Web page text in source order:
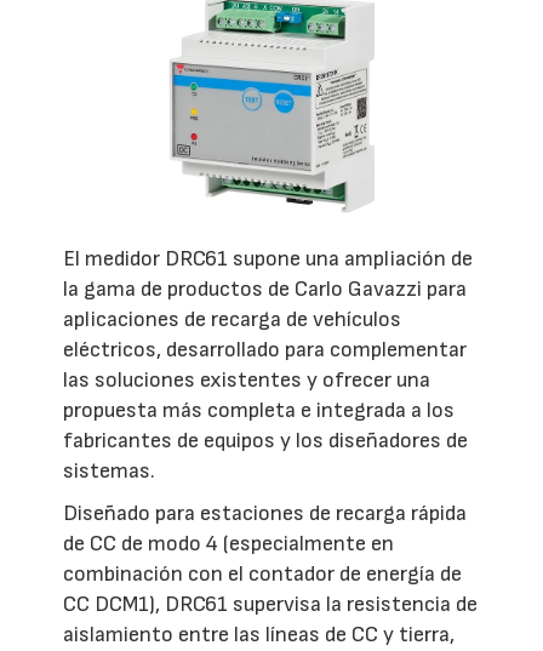
El medidor DRC61 supone una ampliación de
la gama de productos de Carlo Gavazzi para
aplicaciones de recarga de vehículos
eléctricos, desarrollado para complementar
las soluciones existentes y ofrecer una
propuesta más completa e integrada a los
fabricantes de equipos y los diseñadores de
sistemas.
Diseñado para estaciones de recarga rápida
de CC de modo 4 (especialmente en
combinación con el contador de energía de
CC DCM1), DRC61 supervisa la resistencia de
aislamiento entre las líneas de CC y tierra,